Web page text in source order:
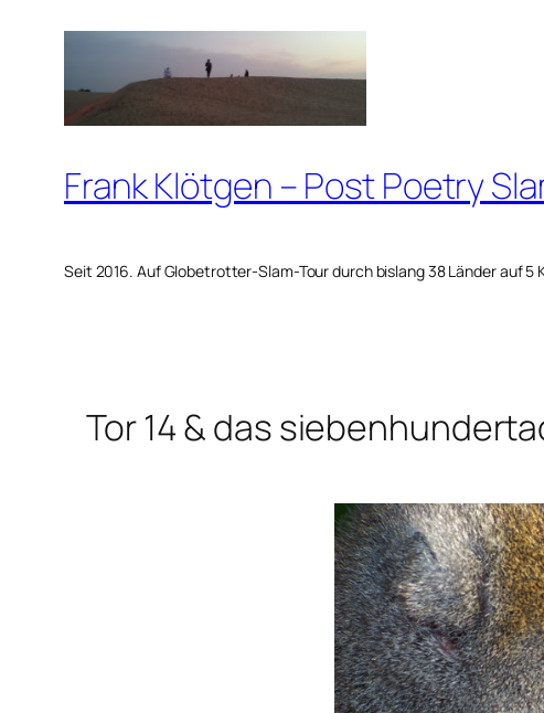
springen
Frank Klötgen – Post Poetry
Seit 2016. Auf Globetrotter-Slam-Tour durch bislang 38 Länder auf 5
Tor 14 & das